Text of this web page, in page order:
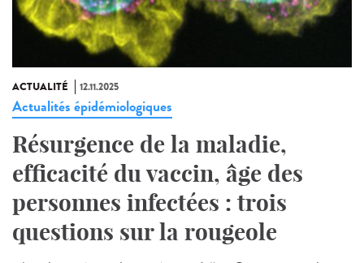
ACTUALITÉ 12.11.2025
Actualités épidémiologiques
Résurgence de la maladie,
efficacité du vaccin, âge des
personnes infectées : trois
questions sur la rougeole